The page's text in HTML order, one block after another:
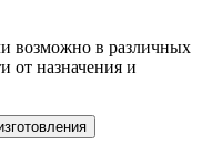
возможно в различных
от назначения и